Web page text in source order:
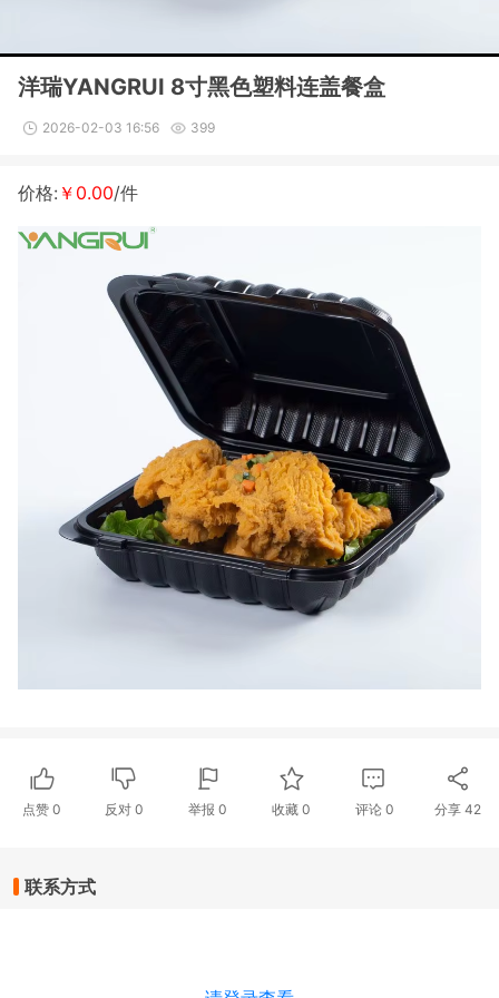
洋瑞YANGRUI 8寸黑色塑料连盖餐盒
2026-02-03 16:56 399
价格: ￥0.00/件
点赞 0 反对0 举报 0 收藏 0 评论 0 分享 42
联系方式